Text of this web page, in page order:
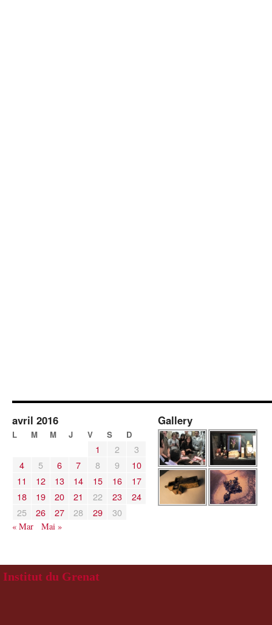
avril 2016
L M M J V S D
1 2
3
4
5 6 7 8 9
10
11
12 13 14 15 16
17
18
19 20 21 22 23
24
25
26 27 28 29 30
« Mar Mai »
Gallery
Institut du Grenat